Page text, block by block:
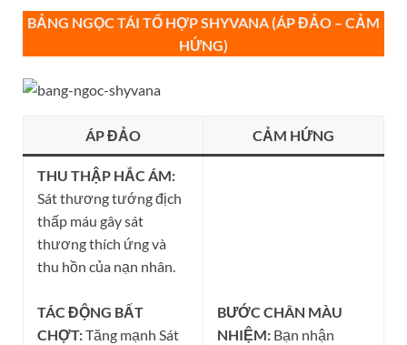
BẢNG NGỌC TÁI TỔ HỢP SHYVANA (ÁP ĐẢO – CẢM
HỨNG)
ÁP ĐẢO CẢM HỨNG
THU THẬP HẮC ÁM:
Sát thương tướng địch
thấp máu gây sát
thương thích ứng và
thu hồn của nạn nhân.
TÁC ĐỘNG BẤT
CHỢT:Tăng mạnh Sát
BƯỚC CHÂN MÀU
NHIỆM: Bạn nhận